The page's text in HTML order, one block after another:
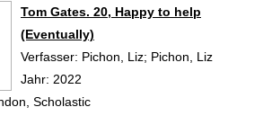
Tom Gates. 20, Happy to help
(Eventually)
Verfasser: Pichon, Liz; Pichon, Liz
Jahr: 2022
Scholastic